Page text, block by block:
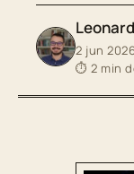
2 jun
⏱ 2 min